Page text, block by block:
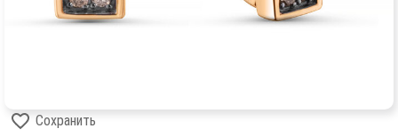
Сохранить